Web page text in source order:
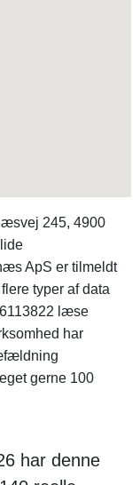
245, 4900
ApS er tilmeldt
typer af data
læse
har
gerne 100
har denne